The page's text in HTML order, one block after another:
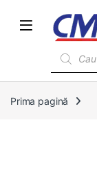
Prima pagină